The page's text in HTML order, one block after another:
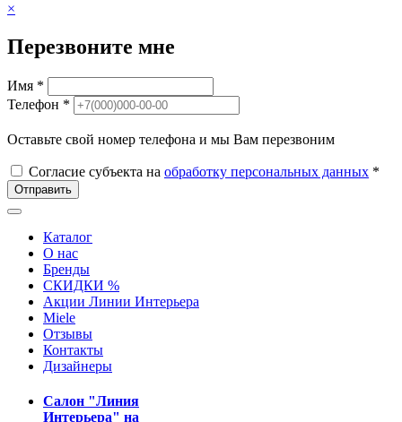
×
Перезвоните мне
Имя *
Телефон *
Оставьте свой номер телефона и мы Вам перезвоним
Согласие субъекта на обработку персональных данных *
Отправить
Каталог
О нас
Бренды
СКИДКИ %
Акции Линии Интерьера
Miele
Отзывы
Контакты
Дизайнеры
Салон "Линия
Интерьера" на